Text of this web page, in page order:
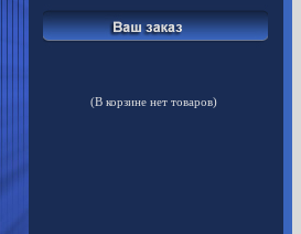
(В корзине нет товаров)